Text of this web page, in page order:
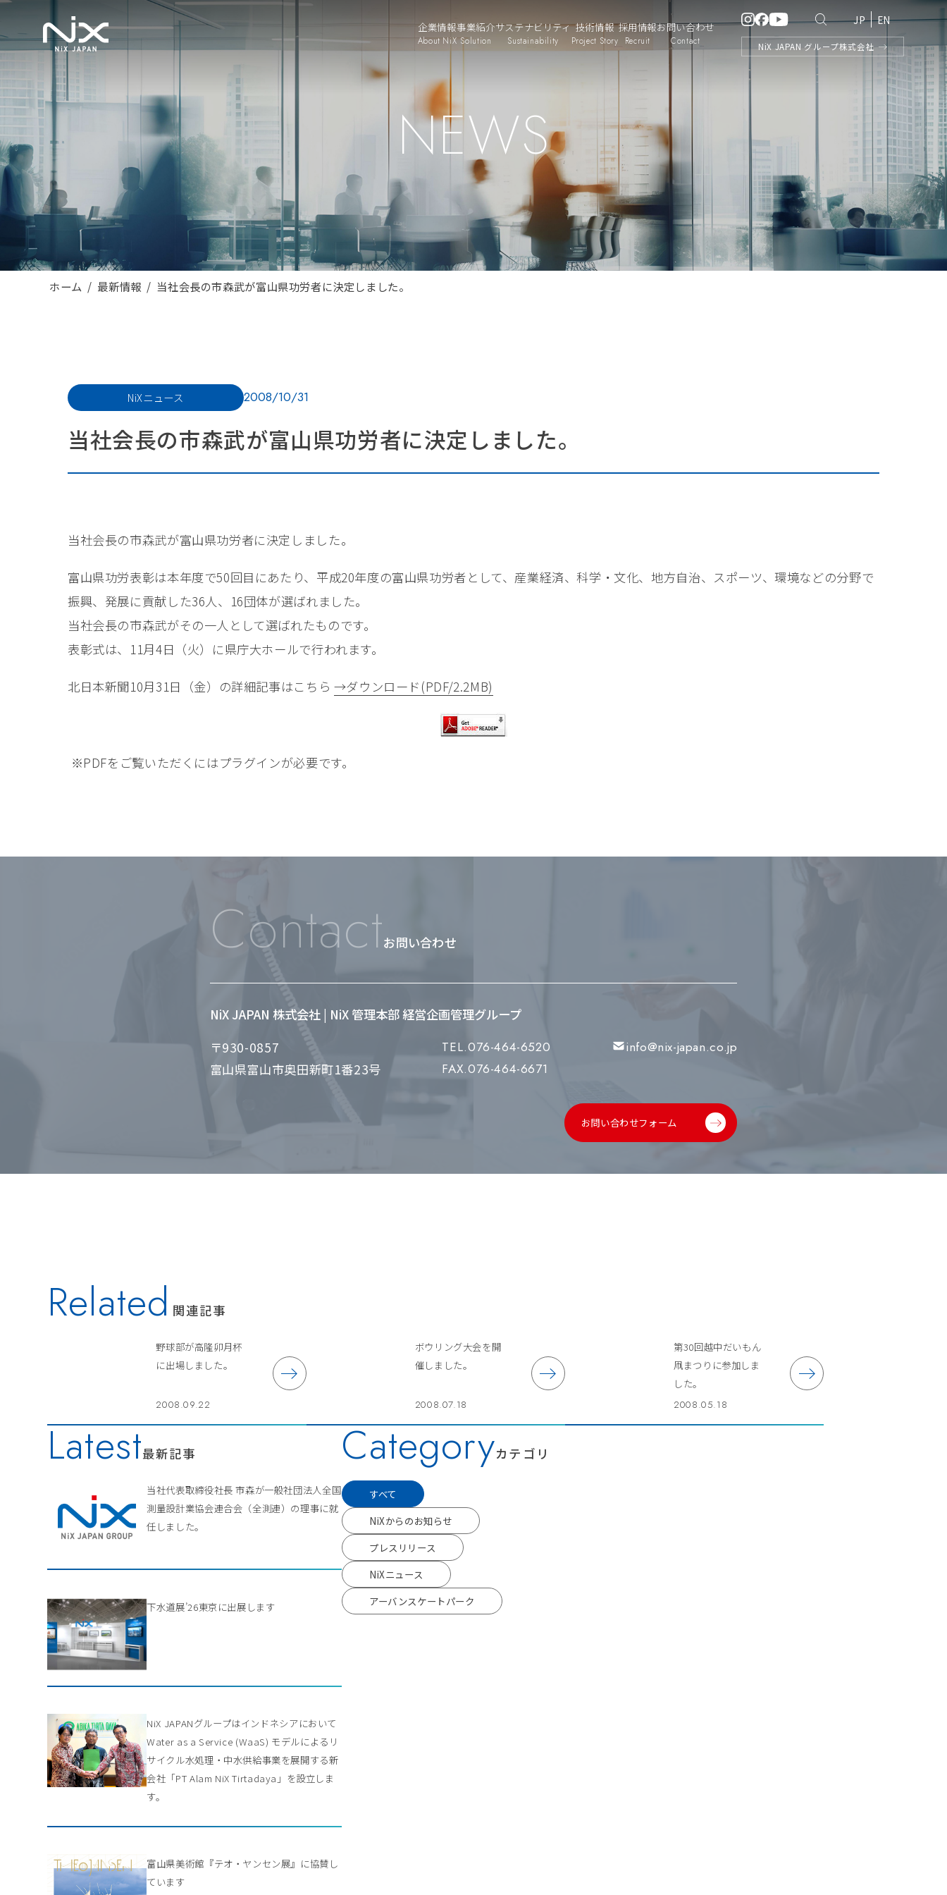
企業情報
About NiX
事業紹介
Solution
サステナビリティ
Sustainability
技術情報
Project Story
採用情報
Recruit
お問い合わせ
Contact
EN
JP
NiX JAPAN グループ株式会社
NEWS
ホーム 最新情報 当社会長の市森武が富山県功労者に決定しました。
NiXニュース 2008/10/31
当社会長の市森武が富山県功労者に決定しました。
当社会長の市森武が富山県功労者に決定しました。
富山県功労表彰は本年度で50回目にあたり、平成20年度の富山県功労者として、産業経済、科学・文化、地方自治、スポーツ、環境などの分野で
振興、発展に貢献した36人、16団体が選ばれました。
当社会長の市森武がその一人として選ばれたものです。
表彰式は、11月4日（火）に県庁大ホールで行われます。
北日本新聞10月31日（金）の詳細記事はこちら →ダウンロード(PDF/2.2MB)
※PDFをご覧いただくにはプラグインが必要です。
Contactお問い合わせ
NiX JAPAN 株式会社 | NiX 管理本部 経営企画管理グループ
〒930-0857
富山県富山市奥田新町1番23号
TEL.076-464-6520
FAX.076-464-6671
info@nix-japan.co.jp
お問い合わせフォーム
Related 関連記事
野球部が高隆卯月杯
に出場しました。
2008.09.22
ボウリング大会を開
催しました。
2008.07.18
第30回越中だいもん
凧まつりに参加しま
した。
2008.05.18
Latest最新記事
当社代表取締役社長 市森が一般社団法人全国
測量設計業協会連合会（全測連）の理事に就
任しました。
下水道展’26東京に出展します
NiX JAPANグループはインドネシアにおいて
Water as a Service (WaaS) モデルによるリ
サイクル水処理・中水供給事業を展開する新
会社「PT Alam NiX Tirtadaya」を設立しま
す。
富山県美術館『テオ・ヤンセン展』に協賛し
ています
Categoryカテゴリ
すべて
NiXからのお知らせ
プレスリリース
NiXニュース
アーバンスケートパーク